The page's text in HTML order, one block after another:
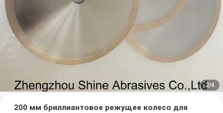
2/4
200 мм бриллиантовое режущее колесо для